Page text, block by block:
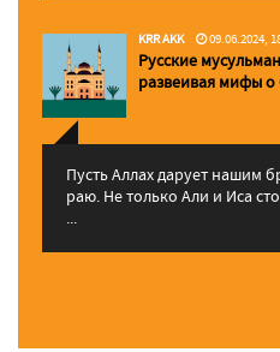
KRR AKK 09.06.2024,
Русские
pазвеивая мифы
Пусть Аллах дарует нашим
раю. Не только Али и Иса
...